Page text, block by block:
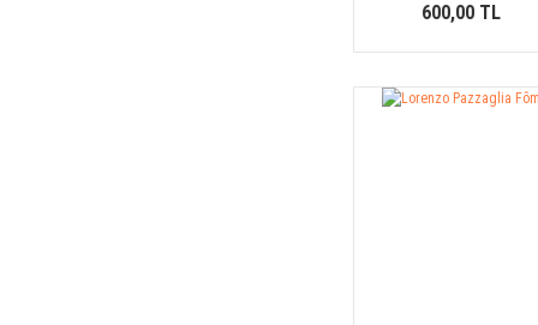
600,00 TL